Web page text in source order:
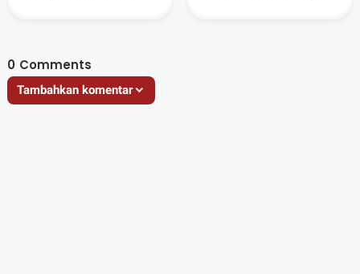
0 Comments
Tambahkan komentar